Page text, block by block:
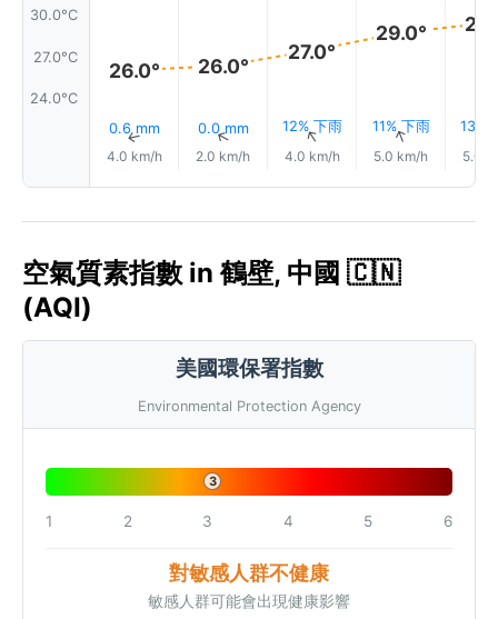
30.0°C
27.0°C
24.0°C
26.0°
0.6 mm
↑
4.0 km/h
26.0°
0.0 mm
↑
2.0 km/h
27.0°
12% 下雨
↑
4.0 km/h
29.0°
11% 下雨
↑
5.0 km/h
13%
5.0
空氣質素指數 in 鶴壁, 中國 🇨🇳
(AQI)
美國環保署指數
Environmental Protection Agency
3
1 2 3 4 5 6
對敏感人群不健康
敏感人群可能會出現健康影響